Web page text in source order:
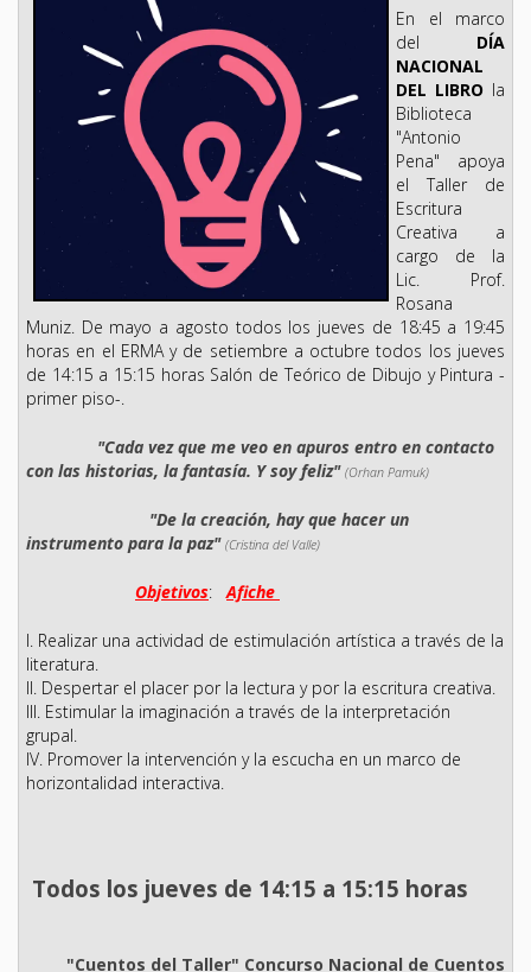
En el marco
del DÍA
NACIONAL
DEL LIBRO la
Biblioteca
"Antonio
Pena" apoya
el Taller de
Escritura
Creativa a
cargo de la
Lic. Prof.
Rosana
Muniz. De mayo a agosto todos los jueves de 18:45 a 19:45
horas en el ERMA y de setiembre a octubre todos los jueves
de 14:15 a 15:15 horas Salón de Teórico de Dibujo y Pintura -
primer piso-.
"Cada vez que me veo en apuros entro en contacto
con las historias, la fantasía. Y soy feliz" (Orhan Pamuk)
"De la creación, hay que hacer un
instrumento para la paz" (Cristina del Valle)
Objetivos:Afiche
I. Realizar una actividad de estimulación artística a través de la
literatura.
II. Despertar el placer por la lectura y por la escritura creativa.
III. Estimular la imaginación a través de la interpretación
grupal.
IV. Promover la intervención y la escucha en un marco de
horizontalidad interactiva.
Todos los jueves de 14:15 a 15:15 horas
"Cuentos del Taller" Concurso Nacional de Cuentos